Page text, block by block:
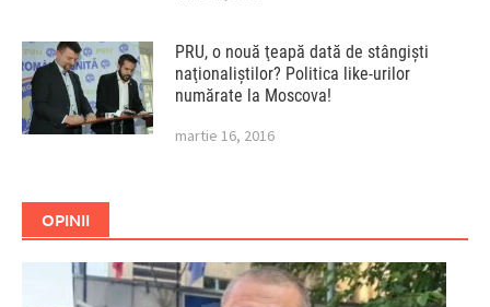
PRU, o nouă ţeapă dată de stângişti
naţionaliştilor? Politica like-urilor
numărate la Moscova!
martie 16, 2016
OPINII